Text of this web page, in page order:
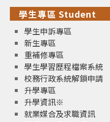
學生專區 Student
學生申訴專區
新生專區
重補修專區
學生學習歷程檔案系統
校務行政系統解鎖申請
升學專區
升學資訊※
就業媒合及求職資訊